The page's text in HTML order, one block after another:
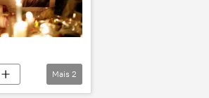
Mais 2